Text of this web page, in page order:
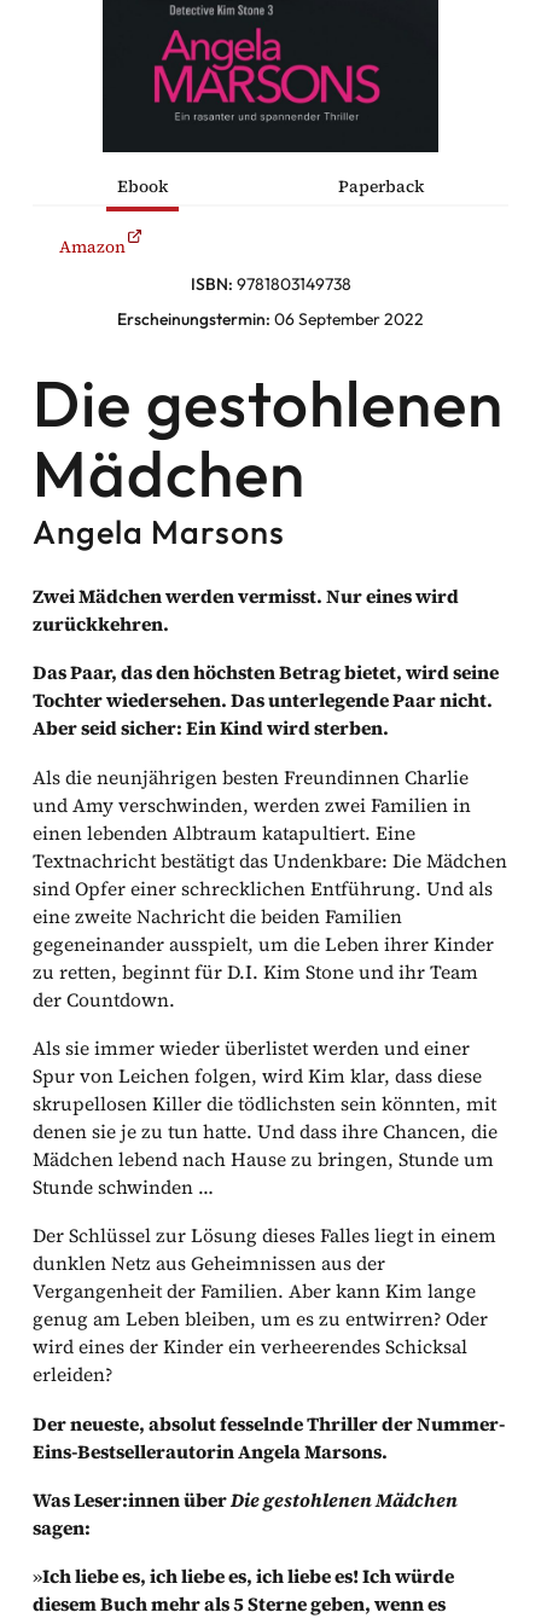
Instagram
Twitter
Ebook Paperback
Amazon
ISBN: 9781803149738
Erscheinungstermin: 06 September 2022
Die gestohlenen
Mädchen
Angela Marsons
Zwei Mädchen werden vermisst. Nur eines wird
zurückkehren.
Das Paar, das den höchsten Betrag bietet, wird seine
Tochter wiedersehen. Das unterlegende Paar nicht.
Aber seid sicher: Ein Kind wird sterben.
Als die neunjährigen besten Freundinnen Charlie
und Amy verschwinden, werden zwei Familien in
einen lebenden Albtraum katapultiert. Eine
Textnachricht bestätigt das Undenkbare: Die Mädchen
sind Opfer einer schrecklichen Entführung. Und als
eine zweite Nachricht die beiden Familien
gegeneinander ausspielt, um die Leben ihrer Kinder
zu retten, beginnt für D.I. Kim Stone und ihr Team
der Countdown.
Als sie immer wieder überlistet werden und einer
Spur von Leichen folgen, wird Kim klar, dass diese
skrupellosen Killer die tödlichsten sein könnten, mit
denen sie je zu tun hatte. Und dass ihre Chancen, die
Mädchen lebend nach Hause zu bringen, Stunde um
Stunde schwinden …
Der Schlüssel zur Lösung dieses Falles liegt in einem
dunklen Netz aus Geheimnissen aus der
Vergangenheit der Familien. Aber kann Kim lange
genug am Leben bleiben, um es zu entwirren? Oder
wird eines der Kinder ein verheerendes Schicksal
erleiden?
Der neueste, absolut fesselnde Thriller der Nummer-
Eins-Bestsellerautorin Angela Marsons.
Was Leser:innen überDie gestohlenen Mädchen
sagen:
»Ich liebe es, ich liebe es, ich liebe es! Ich würde
diesem Buch mehr als 5 Sterne geben, wenn es